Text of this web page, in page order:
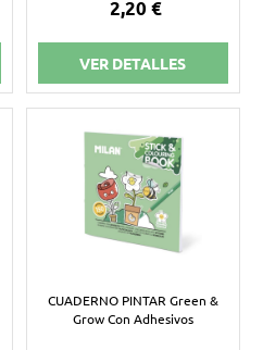
2,20 €
VER DETALLES
CUADERNO PINTAR Green &
Grow Con Adhesivos